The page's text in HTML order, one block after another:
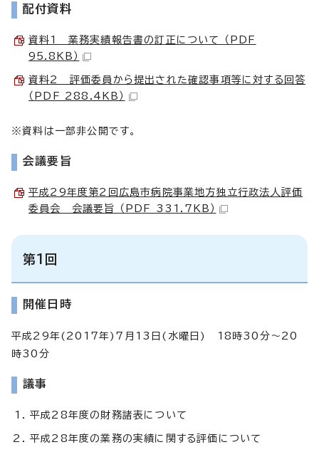
配付資料
資料1 業務実績報告書の訂正について （PDF
95.8KB）
資料2 評価委員から提出された確認事項等に対する回答
（PDF 288.4KB）
※資料は一部非公開です。
会議要旨
平成29年度第2回広島市病院事業地方独立行政法人評価
委員会 会議要旨 （PDF 331.7KB）
第1回
開催日時
平成29年(2017年)7月13日(水曜日) 18時30分～20
時30分
議事
平成28年度の財務諸表について
平成28年度の業務の実績に関する評価について